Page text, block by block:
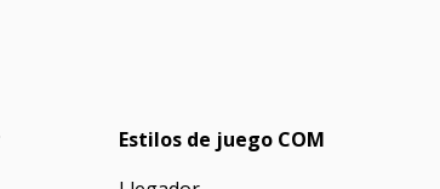
Estilos de juego COM